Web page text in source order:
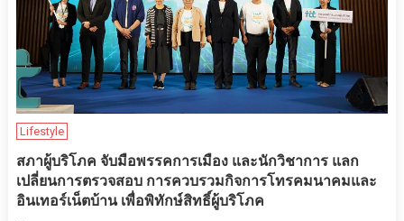
Lifestyle
สภาผู้บริโภค จับมือพรรคการเมือง และนักวิชาการ แลก
เปลี่ยนการตรวจสอบ การควบรวมกิจการโทรคมนาคมและ
อินเทอร์เน็ตบ้าน เพื่อพิทักษ์สิทธิ์ผู้บริโภค